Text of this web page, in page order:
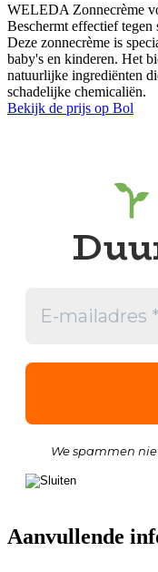
WELEDA Zonnecrème
Beschermt effectief
Deze zonnecrème is
baby's en kinderen. Het
natuurlijke ingrediënten
schadelijke chemicaliën.
Bekijk de prijs op Bol
We spammen
Aanvullende